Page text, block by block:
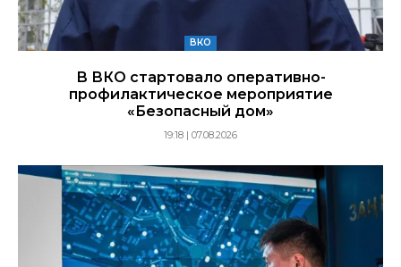
ВКО
В ВКО стартовало оперативно-
профилактическое мероприятие
«Безопасный дом»
19:18 | 07.08.2026